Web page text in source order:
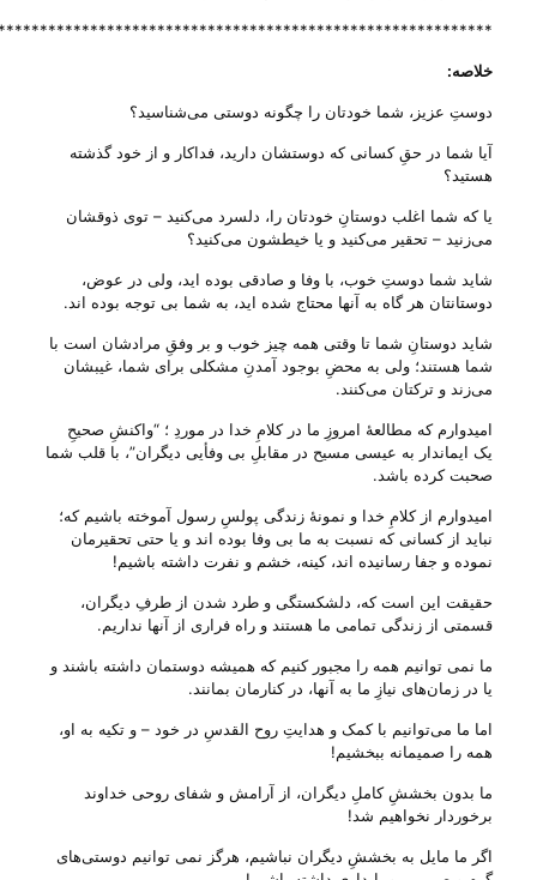
خلاصه:
دوستِ عزیز، شما خودتان را چگونه دوستی می‌‌شناسید؟
آیا شما در حقِ کسانی که دوستشان دارید، فداکار و از خود گذشته
هستید؟
یا که شما اغلب دوستانِ خودتان را، دلسرد می‌‌کنید – توی ذوقشان
می‌‌زنید – تحقیر می‌‌کنید و یا خیطشون می‌‌کنید؟
شاید شما دوستِ خوب، با وفا و صادقی بوده اید، ولی در عوض،
دوستانتان هر گاه به آنها محتاج شده اید، به شما بی‌ توجه بوده اند.
شاید دوستانِ شما تا وقتی همه چیز خوب و بر وفقِ مرادشان است با
شما هستند؛ ولی‌ به محضِ بوجود آمدنِ مشکلی برای شما، غیبشان
می‌‌زند و ترکتان می‌‌کنند.
امیدوارم که مطالعهٔ امروزِ ما در کلامِ خدا در موردِ ؛ “واکنشِ صحیحِ
یک ایماندار به عیسی مسیح در مقابلِ بی‌ وفأیی دیگران”، با قلب شما
صحبت کرده باشد.
امیدوارم از کلامِ خدا و نمونهٔ زندگی پولسِ رسول آموخته باشیم که؛
نباید از کسانی که نسبت به ما بی‌ وفا بوده اند و یا حتی تحقیرمان
نموده و جفا رسانیده اند، کینه، خشم و نفرت داشته باشیم!
حقیقت این است که، دلشکستگی و طرد شدن از طرفِ دیگران،
قسمتی از زندگی تمامی ما هستند و راه فراری از آنها نداریم.
ما نمی توانیم همه را مجبور کنیم که همیشه دوستمان داشته باشند و
یا در زمان‌های نیازِ ما به آنها، در کنارمان بمانند.
اما ما می‌‌توانیم با کمک و هدایتِ روح القدسِ در خود – و تکیه به او،
همه را صمیمانه ببخشیم!
ما بدون بخششِ کاملِ دیگران، از آرامش و شفای روحی خداوند
برخوردار نخواهیم شد!
اگر ما مایل به بخششِ دیگران نباشیم، هرگز نمی توانیم دوستی‌های